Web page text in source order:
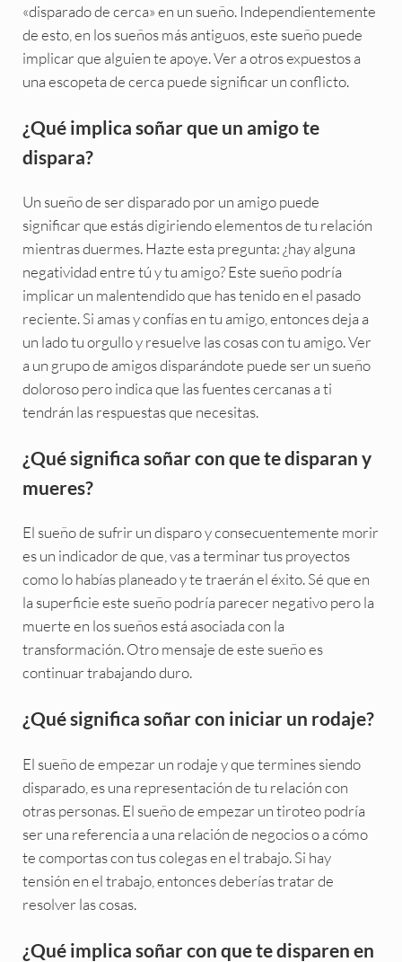
«disparado de cerca» en un sueño. Independientemente
de esto, en los sueños más antiguos, este sueño puede
implicar que alguien te apoye. Ver a otros expuestos a
una escopeta de cerca puede significar un conflicto.
¿Qué implica soñar que un amigo te
dispara?
Un sueño de ser disparado por un amigo puede
significar que estás digiriendo elementos de tu relación
mientras duermes. Hazte esta pregunta: ¿hay alguna
negatividad entre tú y tu amigo? Este sueño podría
implicar un malentendido que has tenido en el pasado
reciente. Si amas y confías en tu amigo, entonces deja a
un lado tu orgullo y resuelve las cosas con tu amigo. Ver
a un grupo de amigos disparándote puede ser un sueño
doloroso pero indica que las fuentes cercanas a ti
tendrán las respuestas que necesitas.
¿Qué significa soñar con que te disparan y
mueres?
El sueño de sufrir un disparo y consecuentemente morir
es un indicador de que, vas a terminar tus proyectos
como lo habías planeado y te traerán el éxito. Sé que en
la superficie este sueño podría parecer negativo pero la
muerte en los sueños está asociada con la
transformación. Otro mensaje de este sueño es
continuar trabajando duro.
¿Qué significa soñar con iniciar un rodaje?
El sueño de empezar un rodaje y que termines siendo
disparado, es una representación de tu relación con
otras personas. El sueño de empezar un tiroteo podría
ser una referencia a una relación de negocios o a cómo
te comportas con tus colegas en el trabajo. Si hay
tensión en el trabajo, entonces deberías tratar de
resolver las cosas.
¿Qué implica soñar con que te disparen en